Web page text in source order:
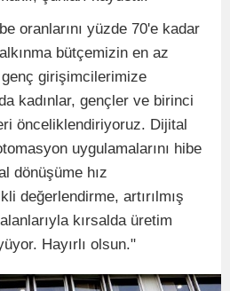
oranlarını yüzde 70'e kadar
bütçemizin en az
girişimcilerimize
kadınlar, gençler ve birinci
önceliklendiriyoruz. Dijital
uygulamalarını hibe
dönüşüme hız
değerlendirme, artırılmış
kırsalda üretim
Hayırlı olsun."